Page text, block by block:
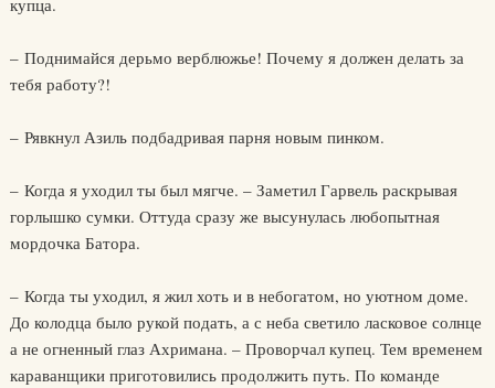
купца.
– Поднимайся дерьмо верблюжье! Почему я должен делать за
тебя работу?!
– Рявкнул Азиль подбадривая парня новым пинком.
– Когда я уходил ты был мягче. – Заметил Гарвель раскрывая
горлышко сумки. Оттуда сразу же высунулась любопытная
мордочка Батора.
– Когда ты уходил, я жил хоть и в небогатом, но уютном доме.
До колодца было рукой подать, а с неба светило ласковое солнце
а не огненный глаз Ахримана. – Проворчал купец. Тем временем
караванщики приготовились продолжить путь. По команде